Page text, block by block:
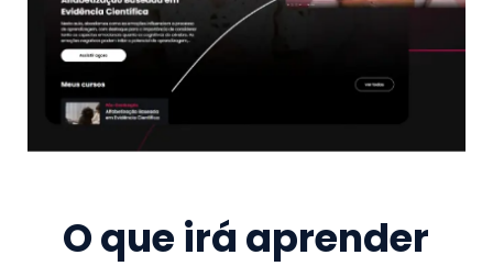
O que irá aprender